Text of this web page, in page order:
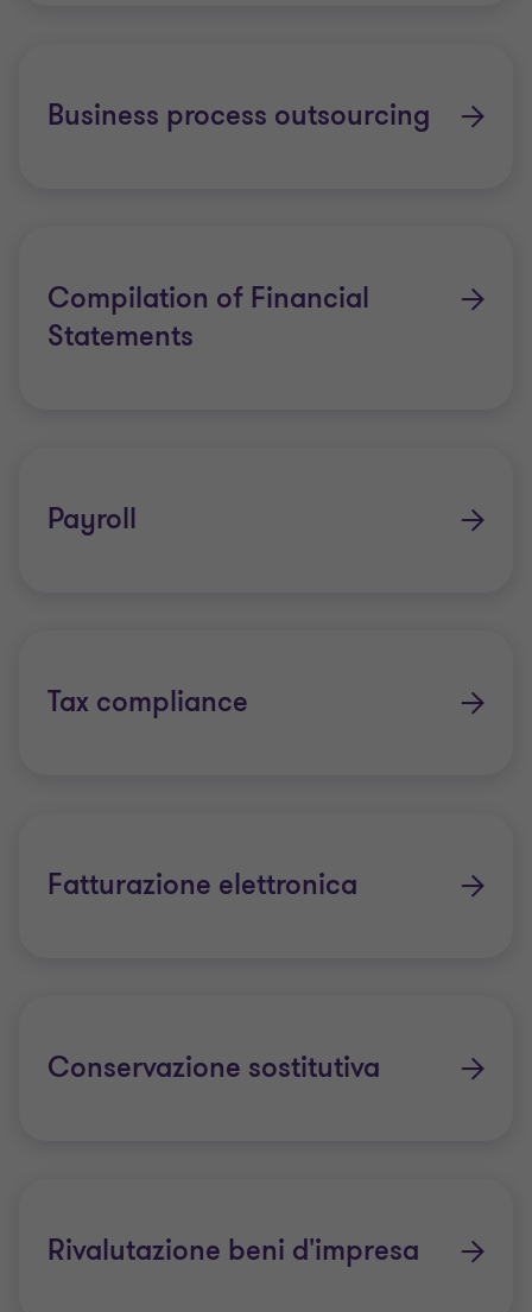
Business process outsourcing
Compilation of Financial
Statements
Payroll
Tax compliance
Fatturazione elettronica
Conservazione sostitutiva
Rivalutazione beni d'impresa